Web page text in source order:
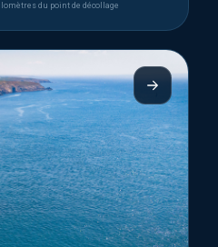
du point de décollage